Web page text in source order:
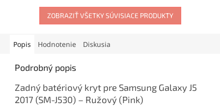
otváracie nástroje, prísavku
aj vyberač SIM karty. Vďaka
tejto sade zvládnete
domácich podmienkach.
efektu s tlakom až 10 kg
umožňuje pevné uchopenie
bez poškodenia. Odolná
ZOBRAZIŤ VŠETKY SÚVISIACE PRODUKTY
Popis Hodnotenie Diskusia
Podrobný popis
Zadný batériový kryt pre Samsung Galaxy J5
2017 (SM-J530) – Ružový (Pink)